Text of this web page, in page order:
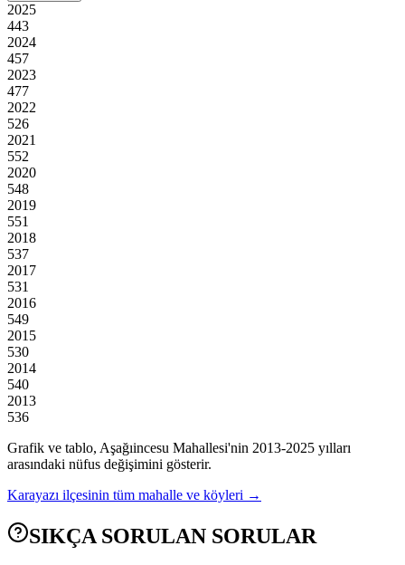
2025
443
2024
457
2023
477
2022
526
2021
552
2020
548
2019
551
2018
537
2017
531
2016
549
2015
530
2014
540
2013
536
Grafik ve tablo, Aşağıincesu Mahallesi'nin 2013-2025 yılları
arasındaki nüfus değişimini gösterir.
Karayazı ilçesinin tüm mahalle ve köyleri →
SIKÇA SORULAN SORULAR